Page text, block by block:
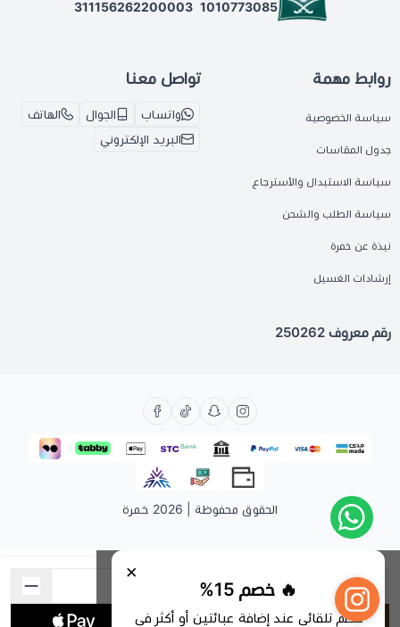
اشتري الآن
1010773085
311156262200003
روابط مهمة
سياسة الخصوصية
جدول المقاسات
سياسة الاستبدال والأسترجاع
سياسة الطلب والشحن
نبذة عن خمرة
إرشادات الغسيل
تواصل معنا
واتساب الجوال
الهاتف
البريد الإلكتروني
رقم معروف 250262
الحقوق محفوظة | 2026 خمرة
×
🔥 خصم 15%
خصم تلقائي عند إضافة عبائتين أو أكثر في